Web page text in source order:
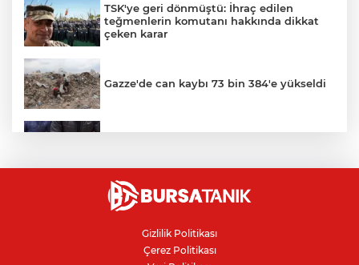
TSK'ye geri dönmüştü: İhraç edilen
teğmenlerin komutanı hakkında dikkat
çeken karar
Gazze'de can kaybı 73 bin 384'e yükseldi
Bursa'da alevlere teslim olan samanlık
kül oldu
Gizlilik Politikası
Çerez Politikası